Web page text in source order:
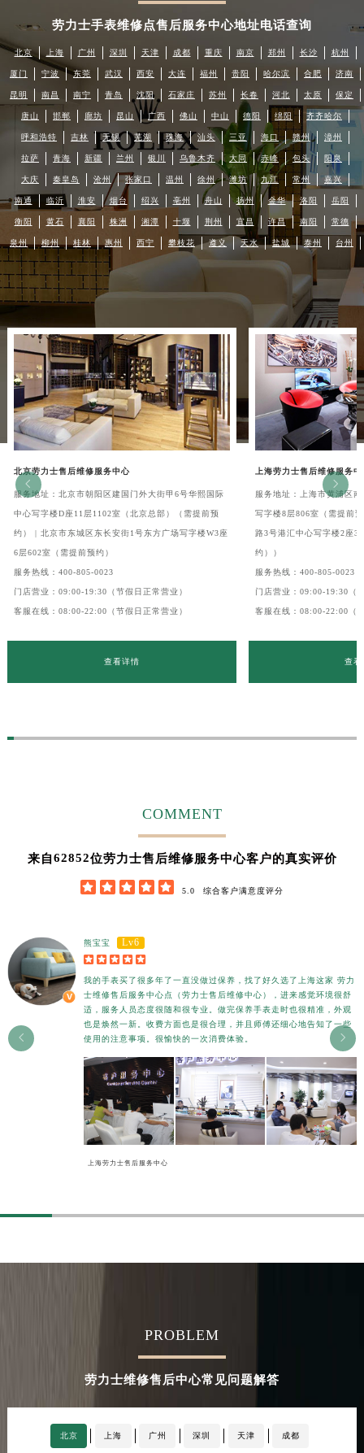
劳力士手表维修点售后服务中心地址电话查询
北京 上海 广州 深圳 天津 成都 重庆 南京 郑州 长沙 杭州
厦门 宁波 东莞 武汉 西安 大连 福州 贵阳 哈尔滨 合肥 济南
昆明 南昌 南宁 青岛 沈阳 石家庄 苏州 长春 河北 太原 保定
唐山 邯郸 廊坊 昆山 广西 佛山 中山 德阳 绵阳 齐齐哈尔
呼和浩特 吉林 无锡 芜湖 珠海 汕头 三亚 海口 赣州 漳州
拉萨 青海 新疆 兰州 银川 乌鲁木齐 大同 赤峰 包头 阳泉
大庆 秦皇岛 沧州 张家口 温州 徐州 潍坊 九江 常州 嘉兴
南通 临沂 淮安 烟台 绍兴 亳州 舟山 扬州 金华 洛阳 岳阳
衡阳 黄石 襄阳 株洲 湘潭 十堰 荆州 宜昌 许昌 南阳 常德
泉州 柳州 桂林 惠州 西宁 攀枝花 遵义 天水 盐城 泰州 台州
北京劳力士售后维修服务中心
服务地址：北京市朝阳区建国门外大街甲6号华熙国际
中心写字楼D座11层1102室（北京总部）（需提前预
约） | 北京市东城区东长安街1号东方广场写字楼W3座
6层602室（需提前预约）
服务热线： 400-805-0023
门店营业：09:00-19:30（节假日正常营业）
客服在线：08:00-22:00（节假日正常营业）
查看详情
上海劳力士售后维修服务中
服务地址：上海市黄浦区
写字楼8层806室（需提前
路3号港汇中心写字楼2座
约））
服务热线： 400-805-0023
门店营业：09:00-19:30（
客服在线：08:00-22:00（
查


COMMENT
来自62852位劳力士售后维修服务中心客户的真实评价
     5.0 综合客户满意度评分
熊宝宝 Lv6
    
我的手表买了很多年了一直没做过保养，找了好久选了上海这家劳力
士维修售后服务中心点
（劳力士售后维修中心），进来感觉环境很舒
适，服务人员态度很随和很专业。做完保养手表走时也很精准，外观
也是焕然一新。收费方面也是很合理，并且师傅还细心地告知了一些
使用的注意事项。很愉快的一次消费体验。
上海劳力士售后服务中心


PROBLEM
劳力士维修售后中心常见问题解答
北京 上海 广州 深圳 天津 成都